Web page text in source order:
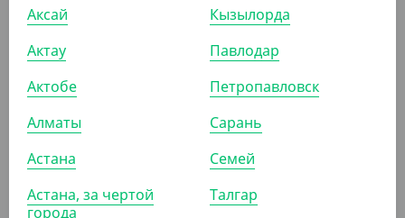
Упаковка для салатов 1300 мл, Pure craft, без крышки
УП (50)
АРТ. 33097
Аксай
Актау
Актобе
Алматы
Астана
Астана, за чертой
города
Кызылорда
Павлодар
Петропавловск
Сарань
Семей
Талгар